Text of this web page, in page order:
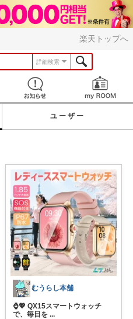
楽天トップへ
詳細検索
見つける お知らせ
ユーザー
むうらし本舗
⌚️💖 QX15スマートウォッチ
で、毎日を ...